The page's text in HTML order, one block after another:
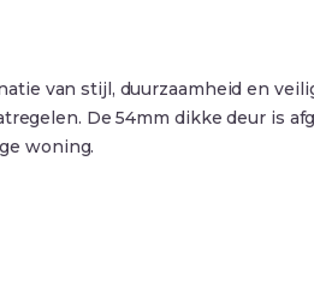
van stijl, duurzaamheid en
De 54mm dikke deur is
woning.